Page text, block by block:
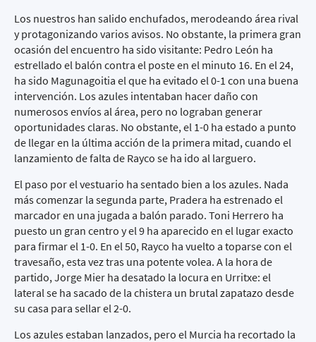
Los nuestros han salido enchufados, merodeando área rival
y protagonizando varios avisos. No obstante, la primera gran
ocasión del encuentro ha sido visitante: Pedro León ha
estrellado el balón contra el poste en el minuto 16. En el 24,
ha sido Magunagoitia el que ha evitado el 0-1 con una buena
intervención. Los azules intentaban hacer daño con
numerosos envíos al área, pero no lograban generar
oportunidades claras. No obstante, el 1-0 ha estado a punto
de llegar en la última acción de la primera mitad, cuando el
lanzamiento de falta de Rayco se ha ido al larguero.
El paso por el vestuario ha sentado bien a los azules. Nada
más comenzar la segunda parte, Pradera ha estrenado el
marcador en una jugada a balón parado. Toni Herrero ha
puesto un gran centro y el 9 ha aparecido en el lugar exacto
para firmar el 1-0. En el 50, Rayco ha vuelto a toparse con el
travesaño, esta vez tras una potente volea. A la hora de
partido, Jorge Mier ha desatado la locura en Urritxe: el
lateral se ha sacado de la chistera un brutal zapatazo desde
su casa para sellar el 2-0.
Los azules estaban lanzados, pero el Murcia ha recortado la